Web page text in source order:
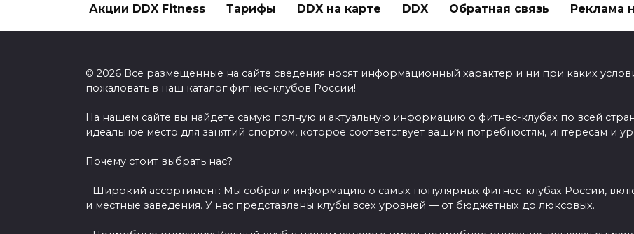
Акции DDX Fitness Тарифы DDX на карте DDX Обратная связь Реклама
© 2026 Все размещенные на сайте сведения носят информационный характер и ни при каких
пожаловать в наш каталог фитнес-клубов России!
На нашем сайте вы найдете самую полную и актуальную информацию о фитнес-клубах по всей
идеальное место для занятий спортом, которое соответствует вашим потребностям, интересам и
Почему стоит выбрать нас?
- Широкий ассортимент: Мы собрали информацию о самых популярных фитнес-клубах России,
и местные заведения. У нас представлены клубы всех уровней — от бюджетных до люксовых.